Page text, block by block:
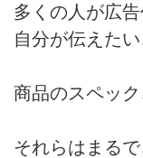
多くの人が広
自分が伝えた
商品のスペッ
それらはまる